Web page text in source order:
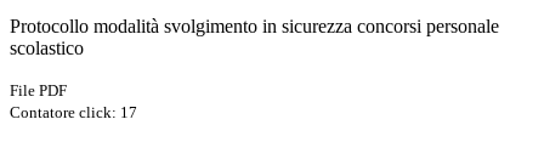
Protocollo modalità svolgimento in sicurezza concorsi personale
scolastico
File PDF
Contatore click: 17